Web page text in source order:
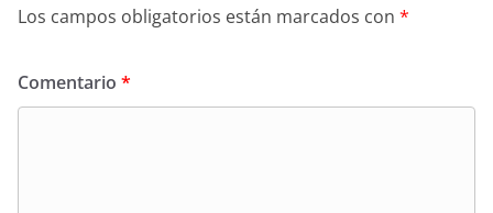
Los campos obligatorios están marcados con *
Comentario *